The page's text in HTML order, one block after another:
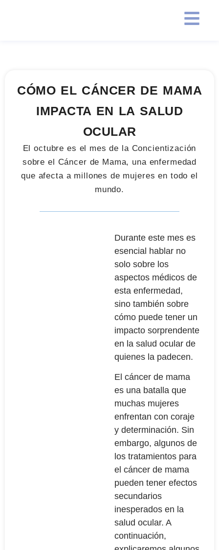
CÓMO EL CÁNCER DE MAMA
IMPACTA EN LA SALUD
OCULAR
El octubre es el mes de la Concientización
sobre el Cáncer de Mama, una enfermedad
que afecta a millones de mujeres en todo el
mundo.
Durante este mes es
esencial hablar no
solo sobre los
aspectos médicos de
esta enfermedad,
sino también sobre
cómo puede tener un
impacto sorprendente
en la salud ocular de
quienes la padecen.
El cáncer de mama
es una batalla que
muchas mujeres
enfrentan con coraje
y determinación. Sin
embargo, algunos de
los tratamientos para
el cáncer de mama
pueden tener efectos
secundarios
inesperados en la
salud ocular. A
continuación,